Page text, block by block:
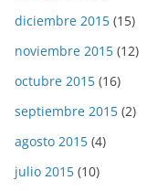
diciembre 2015 (15)
noviembre 2015 (12)
octubre 2015 (16)
septiembre 2015 (2)
agosto 2015 (4)
julio 2015 (10)